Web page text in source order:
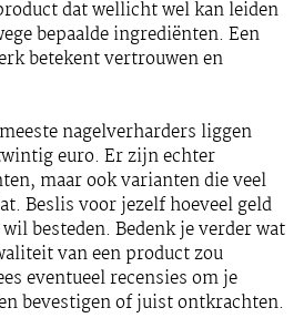
dat wellicht wel kan leiden
bepaalde ingrediënten. Een
betekent vertrouwen en
nagelverharders liggen
euro. Er zijn echter
maar ook varianten die veel
Beslis voor jezelf hoeveel geld
besteden. Bedenk je verder wat
van een product zou
eventueel recensies om je
bevestigen of juist ontkrachten.